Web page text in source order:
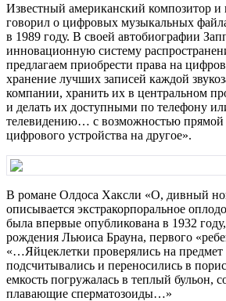
Известный американский композитор
говорил о цифровых музыкальных
в 1989 году. В своей автобиографии
инновационную систему
предлагаем приобрести права на
хранение лучших записей каждой
компании, хранить их в центральном
и делать их доступными по телефону
телевидению… с возможностью прямой
цифрового устройства на другое».
В романе Олдоса Хаксли «О, дивный
описывается экстракорпоральное
была впервые опубликована в 1932
рождения Льюиса Брауна, первого
«…Яйцеклетки проверялись на предмет
подсчитывались и переносились в
емкость погружалась в теплый бульон,
плавающие сперматозоиды…»